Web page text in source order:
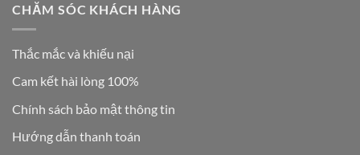
CHĂM SÓC KHÁCH HÀNG
Thắc mắc và khiếu nại
Cam kết hài lòng 100%
Chính sách bảo mật thông tin
Hướng dẫn thanh toán